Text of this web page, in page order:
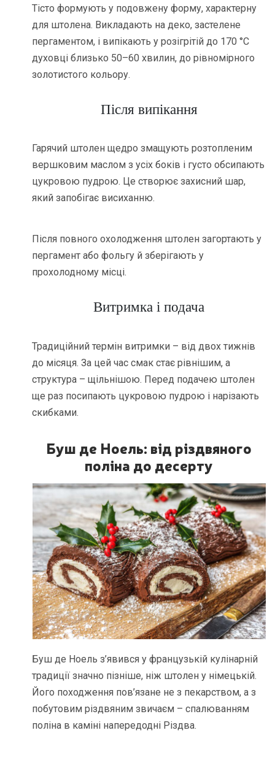
Тісто формують у подовжену форму, характерну
для штолена. Викладають на деко, застелене
пергаментом, і випікають у розігрітій до 170 °C
духовці близько 50–60 хвилин, до рівномірного
золотистого кольору.
Після випікання
Гарячий штолен щедро змащують розтопленим
вершковим маслом з усіх боків і густо обсипають
цукровою пудрою. Це створює захисний шар,
який запобігає висиханню.
Після повного охолодження штолен загортають у
пергамент або фольгу й зберігають у
прохолодному місці.
Витримка і подача
Традиційний термін витримки – від двох тижнів
до місяця. За цей час смак стає рівнішим, а
структура – щільнішою. Перед подачею штолен
ще раз посипають цукровою пудрою і нарізають
скибками.
Буш де Ноель: від різдвяного
поліна до десерту
Буш де Ноель з’явився у французькій кулінарній
традиції значно пізніше, ніж штолен у німецькій.
Його походження пов’язане не з пекарством, а з
побутовим різдвяним звичаєм – спалюванням
поліна в каміні напередодні Різдва.